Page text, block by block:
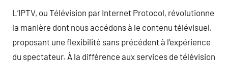
L’IPTV, ou Télévision par Internet Protocol, révolutionne
la manière dont nous accédons à le contenu télévisuel,
proposant une flexibilité sans précédent à l’expérience
du spectateur. À la différence aux services de télévision